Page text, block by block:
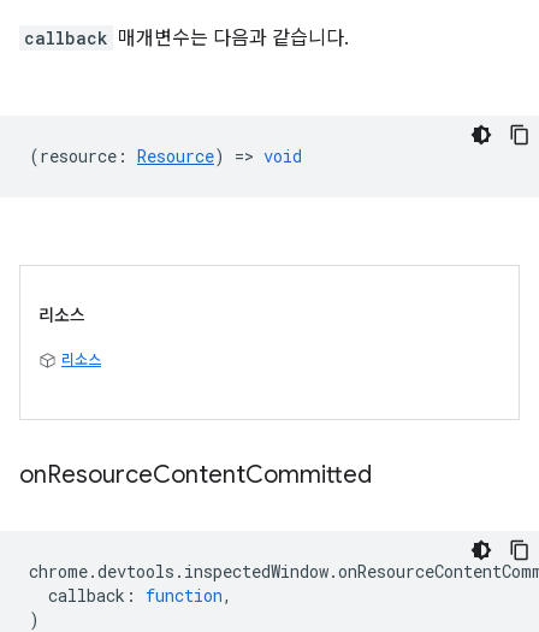
callback 매개변수는 다음과 같습니다.
(resource : Resource) => void
리소스
리소스
onResourceContentCommitted
chrome.devtools . inspectedWindow.
callback : function,
)